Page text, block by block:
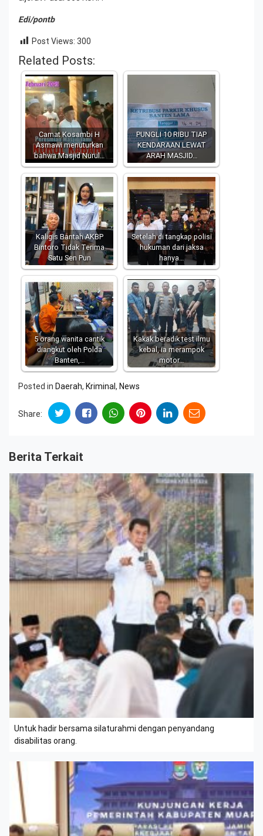
Edi/pontb
Post Views: 300
Related Posts:
Camat Kosambi H
Asmawi menuturkan
bahwa Masjid Nurul…
PUNGLI 10 RIBU TIAP
KENDARAAN LEWAT
ARAH MASJID…
Kaligis Bantah AKBP
Bintoro Tidak Terima
Satu Sen Pun
Setelah di tangkap polisi
hukuman dari jaksa
hanya…
5 orang wanita cantik
diangkut oleh Polda
Banten,…
Kakak beradik test ilmu
kebal, ia merampok
motor…
Posted in Daerah, Kriminal, News
Share:
Berita Terkait
Untuk hadir bersama silaturahmi dengan penyandang
disabilitas orang.